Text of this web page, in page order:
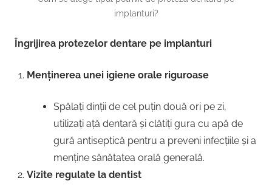
implanturi?
Îngrijirea protezelor dentare pe implanturi
Menținerea unei igiene orale riguroase
Spălați dinții de cel puțin două ori pe zi,
utilizați ață dentară și clătiți gura cu apă de
gură antiseptică pentru a preveni infecțiile și a
menține sănătatea orală generală.
Vizite regulate la dentist